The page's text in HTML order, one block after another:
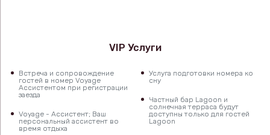
VIP Услуги
Встреча и сопровождение
гостей в номер Voyage
Ассистентом при регистрации
заезда
Voyage - Ассистент; Ваш
персональный ассистент во
время отдыха
Услуга подготовки номера ко
сну
Частный бар Lagoon и
солнечная терраса будут
доступны только для гостей
Lagoon